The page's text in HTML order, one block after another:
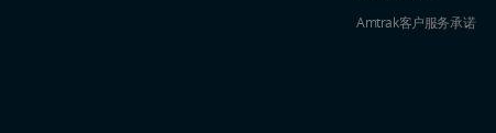
Amtrak​​​​​​​客户服务承诺